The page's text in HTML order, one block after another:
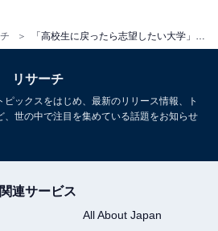
リサーチ
ックスをはじめ、最新のリリース情報、ト
、世の中で注目を集めている話題をお知らせ
関連サービス
All About Japan